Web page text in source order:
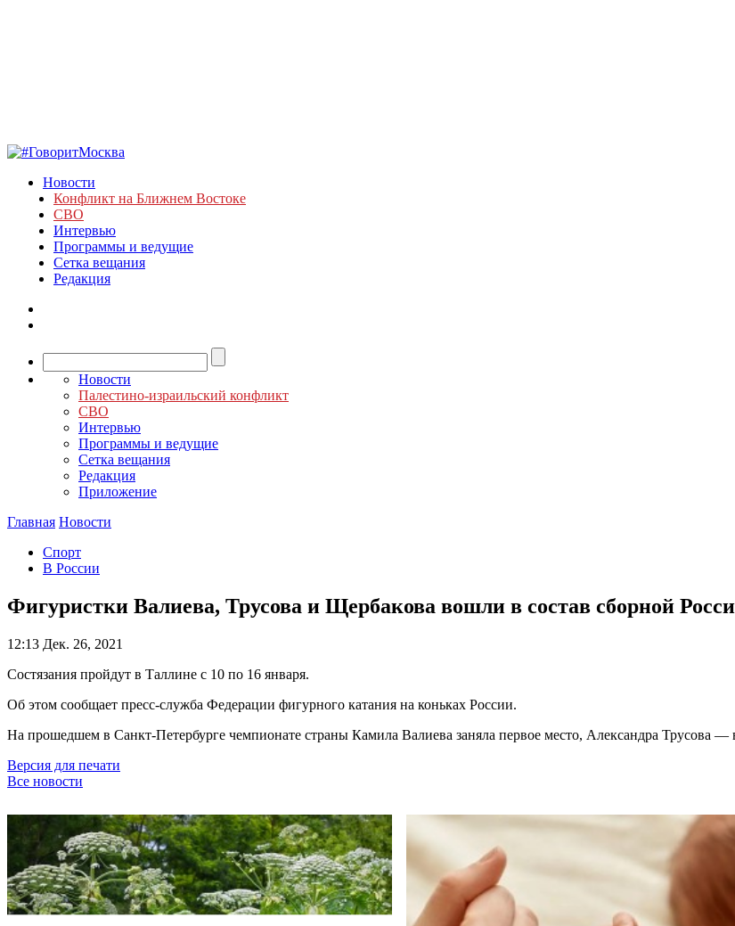
Новости
Конфликт на Ближнем Востоке
СВО
Интервью
Программы и ведущие
Сетка вещания
Редакция
Новости
Палестино-израильский конфликт
СВО
Интервью
Программы и ведущие
Сетка вещания
Редакция
Приложение
Главная Новости
Спорт
В России
Фигуристки Валиева, Трусова и Щербакова вошли в состав сборной
12:13 Дек. 26, 2021
Состязания пройдут в Таллине с 10 по 16 января.
Об этом сообщает пресс-служба Федерации фигурного катания на коньках России.
На прошедшем в Санкт-Петербурге чемпионате страны Камила Валиева заняла первое место, Александра Трусова
Версия для печати
Все новости